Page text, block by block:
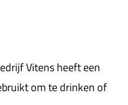
Vitens heeft een
om te drinken of